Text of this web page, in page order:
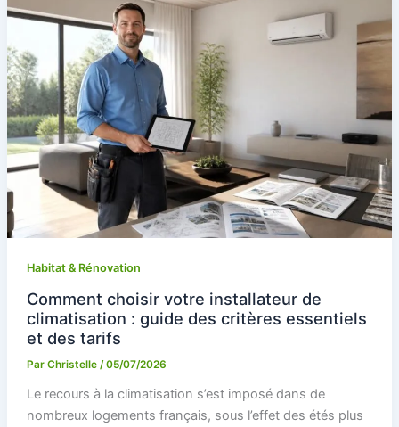
Habitat & Rénovation
Comment choisir votre installateur de
climatisation : guide des critères essentiels
et des tarifs
Par Christelle /05/07/2026
Le recours à la climatisation s’est imposé dans de
nombreux logements français, sous l’effet des étés plus